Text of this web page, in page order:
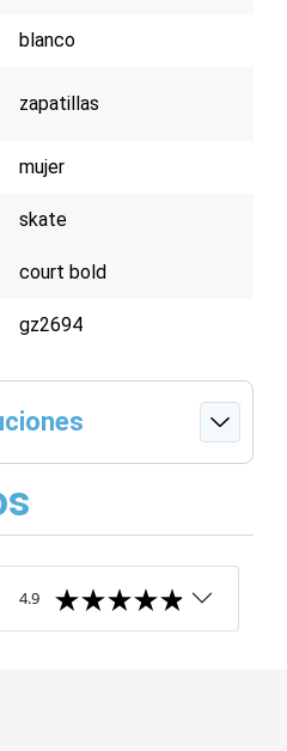
blanco
zapatillas
mujer
skate
court bold
gz2694
4.9